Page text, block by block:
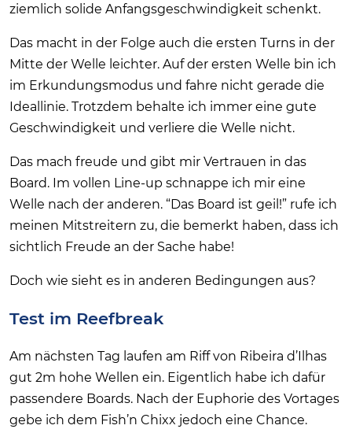
ziemlich solide Anfangsgeschwindigkeit schenkt.
Das macht in der Folge auch die ersten Turns in der
Mitte der Welle leichter. Auf der ersten Welle bin ich
im Erkundungsmodus und fahre nicht gerade die
Ideallinie. Trotzdem behalte ich immer eine gute
Geschwindigkeit und verliere die Welle nicht.
Das mach freude und gibt mir Vertrauen in das
Board. Im vollen Line-up schnappe ich mir eine
Welle nach der anderen. “Das Board ist geil!” rufe ich
meinen Mitstreitern zu, die bemerkt haben, dass ich
sichtlich Freude an der Sache habe!
Doch wie sieht es in anderen Bedingungen aus?
Test im Reefbreak
Am nächsten Tag laufen am Riff von Ribeira d’Ilhas
gut 2m hohe Wellen ein. Eigentlich habe ich dafür
passendere Boards. Nach der Euphorie des Vortages
gebe ich dem Fish’n Chixx jedoch eine Chance.